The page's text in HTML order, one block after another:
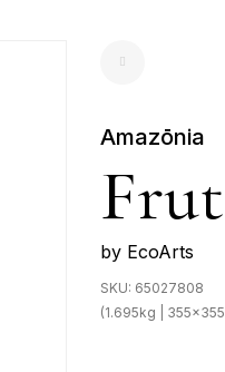
Amazōnia
by EcoArts
SKU: 65027808
(1.695kg |